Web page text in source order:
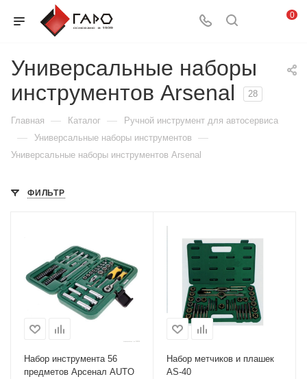
0
Универсальные наборы
инструментов Arsenal
28
Главная — Каталог — Ручной инструмент для автосервиса
— Универсальные наборы инструментов —
Универсальные наборы инструментов Arsenal
ФИЛЬТР
Набор инструмента 56
предметов Арсенал AUTO
Набор метчиков и плашек
AS-40